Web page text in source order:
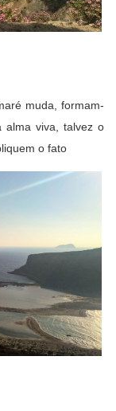
muda, formam-
alma viva, talvez o
o fato